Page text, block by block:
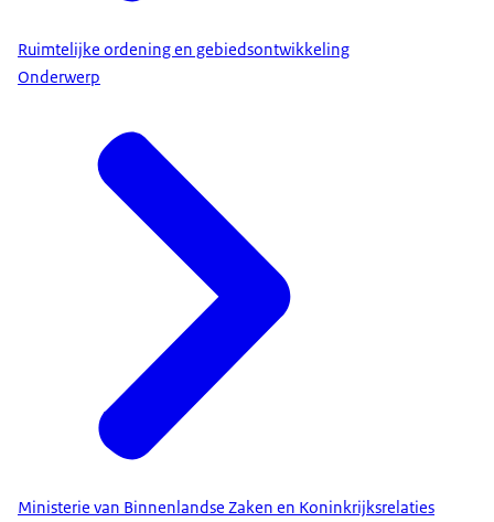
Ruimtelijke ordening en gebiedsontwikkeling
Onderwerp
Ministerie van Binnenlandse Zaken en Koninkrijksrelaties